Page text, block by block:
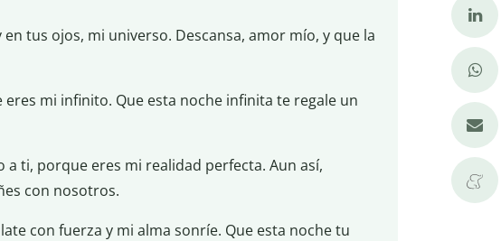
tus ojos, mi universo. Descansa, amor mío, y que la
mi infinito. Que esta noche infinita te regale un
ti, porque eres mi realidad perfecta. Aun así,
con nosotros.
con fuerza y mi alma sonríe. Que esta noche tu